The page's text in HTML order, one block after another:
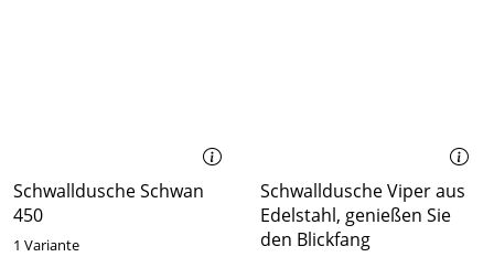
Schwalldusche Schwan
450
1 Variante
Schwalldusche Viper aus
Edelstahl, genießen Sie
den Blickfang